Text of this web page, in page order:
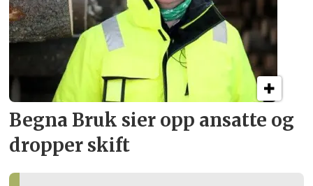
Begna Bruk sier opp ansatte og
dropper skift